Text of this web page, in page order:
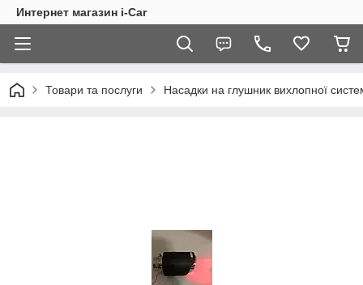
Интернет магазин i-Car
Товари та послуги Насадки на глушник вихлопної